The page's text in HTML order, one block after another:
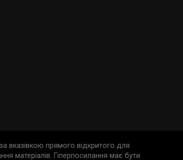
вказівкою прямого відкритого для
матеріалів. Гіперпосилання має бути